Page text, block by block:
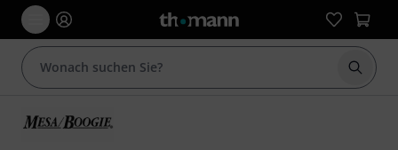
Suche